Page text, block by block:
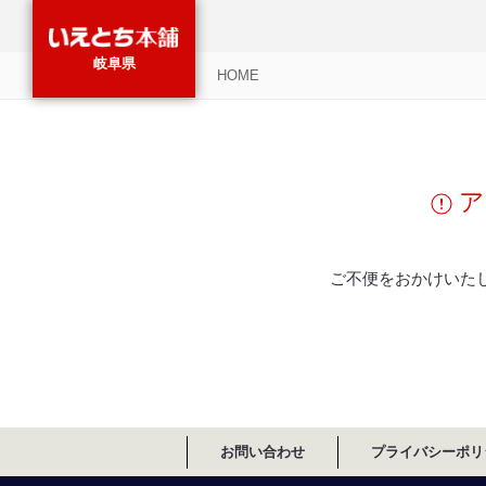
岐阜県
HOME
ア
ご不便をおかけいた
お問い合わせ プライバシーポ